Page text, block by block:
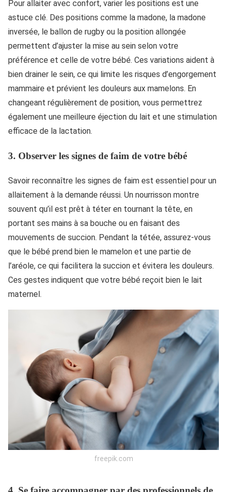
Pour allaiter avec confort, varier les positions est une
astuce clé. Des positions comme la madone, la madone
inversée, le ballon de rugby ou la position allongée
permettent d’ajuster la mise au sein selon votre
préférence et celle de votre bébé. Ces variations aident à
bien drainer le sein, ce qui limite les risques d’engorgement
mammaire et prévient les douleurs aux mamelons. En
changeant régulièrement de position, vous permettrez
également une meilleure éjection du lait et une stimulation
efficace de la lactation.
3. Observer les signes de faim de votre bébé
Savoir reconnaître les signes de faim est essentiel pour un
allaitement à la demande réussi. Un nourrisson montre
souvent qu’il est prêt à téter en tournant la tête, en
portant ses mains à sa bouche ou en faisant des
mouvements de succion. Pendant la tétée, assurez-vous
que le bébé prend bien le mamelon et une partie de
l’aréole, ce qui facilitera la succion et évitera les douleurs.
Ces gestes indiquent que votre bébé reçoit bien le lait
maternel.
freepik.com